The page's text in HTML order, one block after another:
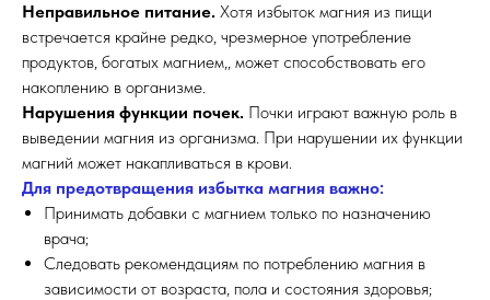
Неправильное питание. Хотя избыток магния из пищи
встречается крайне редко, чрезмерное употребление
продуктов, богатых магнием,, может способствовать его
накоплению в организме.
Нарушения функции почек. Почки играют важную роль в
выведении магния из организма. При нарушении их функции
магний может накапливаться в крови.
Для предотвращения избытка магния важно:
Принимать добавки с магнием только по назначению
врача;
Следовать рекомендациям по потреблению магния в
зависимости от возраста, пола и состояния здоровья;